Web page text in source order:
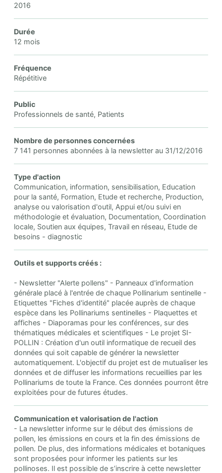
2016
Durée
12 mois
Fréquence
Répétitive
Public
Professionnels de santé, Patients
Nombre de personnes concernées
7 141 personnes abonnées à la newsletter au 31/12/2016
Type d'action
Communication, information, sensibilisation, Education
pour la santé, Formation, Etude et recherche, Production,
analyse ou valorisation d'outil, Appui et/ou suivi en
méthodologie et évaluation, Documentation, Coordination
locale, Soutien aux équipes, Travail en réseau, Etude de
besoins - diagnostic
Outils et supports créés :
- Newsletter "Alerte pollens" - Panneaux d'information
générale placé à l'entrée de chaque Pollinarium sentinelle -
Etiquettes "Fiches d'identité" placée auprès de chaque
espèce dans les Pollinariums sentinelles - Plaquettes et
affiches - Diaporamas pour les conférences, sur des
thématiques médicales et scientifiques - Le projet SI-
POLLIN : Création d'un outil informatique de recueil des
données qui soit capable de générer la newsletter
automatiquement. L'objectif du projet est de mutualiser les
données et de diffuser les informations recueillies par les
Pollinariums de toute la France. Ces données pourront être
exploitées pour de futures études.
Communication et valorisation de l'action
- La newsletter informe sur le début des émissions de
pollen, les émissions en cours et la fin des émissions de
pollen. De plus, des informations médicales et botaniques
sont proposées pour informer les patients sur les
pollinoses. Il est possible de s’inscrire à cette newsletter